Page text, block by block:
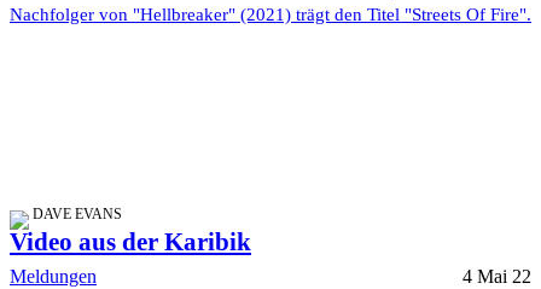
Nachfolger von "Hellbreaker" (2021) trägt den Titel "Streets Of Fire".
DAVE EVANS
Video aus der Karibik
Meldungen 4 Mai 22